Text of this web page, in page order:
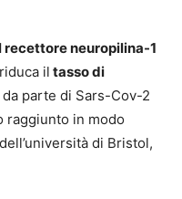
recettore neuropilina-1
il tasso di
parte di Sars-Cov-2
raggiunto in modo
di Bristol,